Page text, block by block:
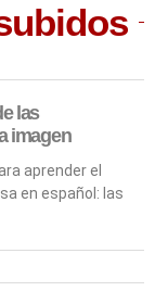
las
imagen
aprender el
en español: las